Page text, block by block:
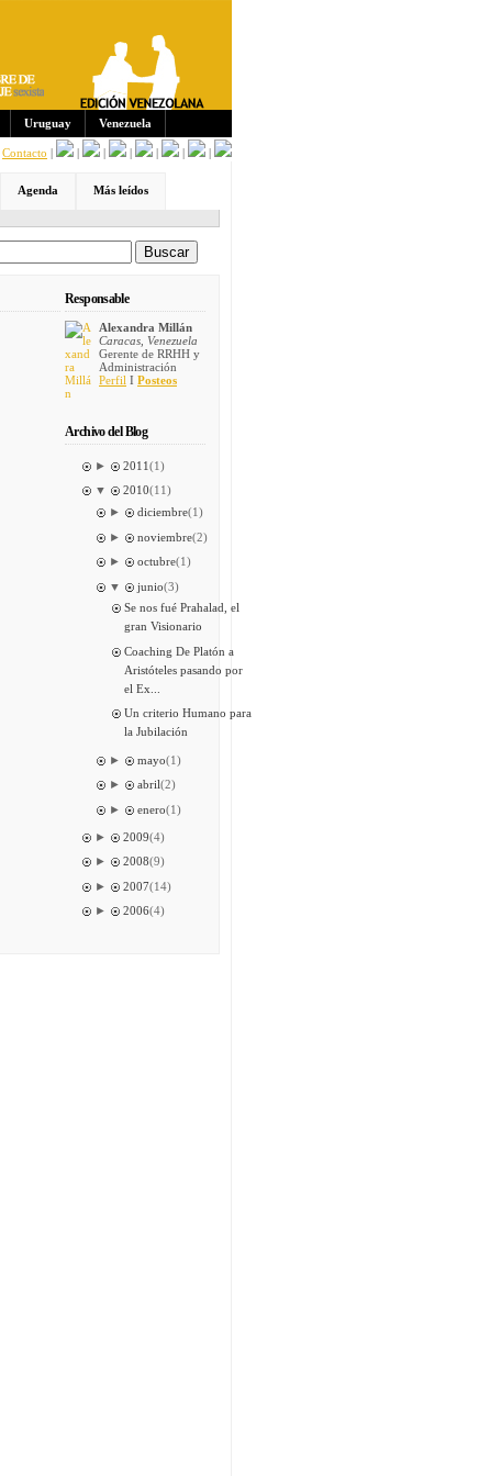
Uruguay Venezuela
Contacto | | | | | | |
Agenda Más leídos
Responsable
Alexandra Millán
Caracas, Venezuela
Gerente de RRHH y
Administración
Perfil I Posteos
Archivo del Blog
► 2011(1)
▼
2010(11)
►
diciembre(1)
►
noviembre(2)
►
octubre(1)
▼
junio(3)
Se nos fué Prahalad, el
gran Visionario
Coaching De Platón a
Aristóteles pasando por
el Ex...
Un criterio Humano para
la Jubilación
► mayo(1)
►
abril(2)
►
enero(1)
► 2009(4)
►
2008(9)
►
2007(14)
►
2006(4)